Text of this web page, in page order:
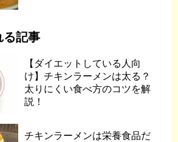
る記事
【ダイエットしている人向
け】チキンラーメンは太る？
太りにくい食べ方のコツを解
説！
チキンラーメンは栄養食品だ